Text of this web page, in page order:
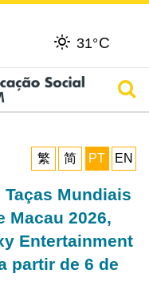
31°C
繁
简 PT EN
Mundiais
Macau 2026,
Entertainment
partir de 6 de